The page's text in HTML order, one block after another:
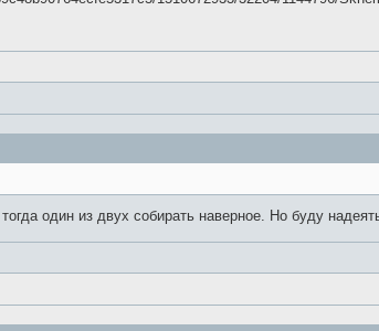
один из двух собирать наверное. Но буду